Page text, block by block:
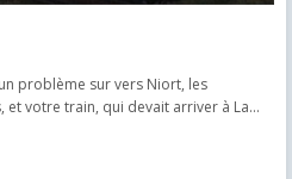
problème sur vers Niort, les
votre train, qui devait arriver à La...